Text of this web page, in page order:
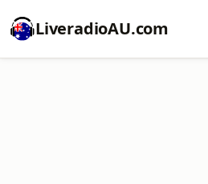
LiveradioAU.com